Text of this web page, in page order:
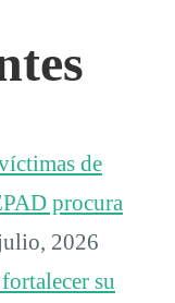
de
procura
2026
su